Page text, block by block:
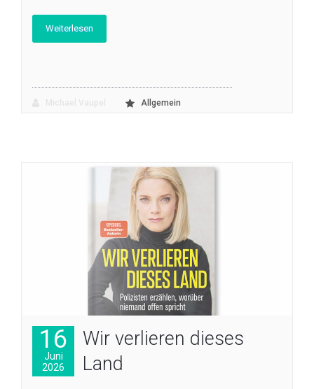
Weiterlesen
Allgemein
16
Juni
2026
Wir verlieren dieses
Land